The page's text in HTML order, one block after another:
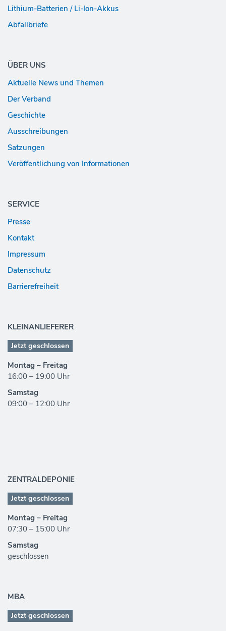
Lithium-Batterien / Li-Ion-Akkus
Abfallbriefe
ÜBER UNS
Aktuelle News und Themen
Der Verband
Geschichte
Ausschreibungen
Satzungen
Veröffentlichung von Informationen
SERVICE
Presse
Kontakt
Impressum
Datenschutz
Barrierefreiheit
KLEINANLIEFERER
Jetzt geschlossen
Montag – Freitag
16:00 – 19:00 Uhr
Samstag
09:00 – 12:00 Uhr
ZENTRALDEPONIE
Jetzt geschlossen
Montag – Freitag
07:30 – 15:00 Uhr
Samstag
geschlossen
MBA
Jetzt geschlossen